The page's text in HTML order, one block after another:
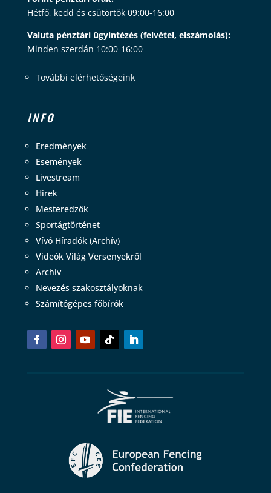
Hétfő, kedd és csütörtök 09:00-16:00
Valuta pénztári ügyintézés (felvétel, elszámolás):
Minden szerdán 10:00-16:00
További elérhetőségeink
INFO
Eredmények
Események
Livestream
Hírek
Mesteredzők
Sportágtörténet
Vívó Híradók (Archív)
Videók Világ Versenyekről
Archív
Nevezés szakosztályoknak
Számítógépes főbírók